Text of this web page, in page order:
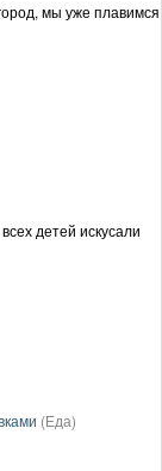
мы уже плавимся
детей искусали
(Еда)